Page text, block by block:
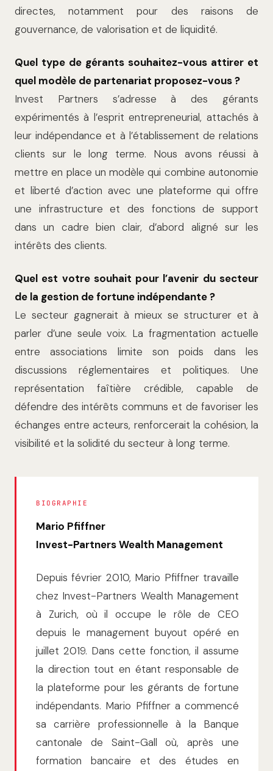
directes, notamment pour des raisons de
gouvernance, de valorisation et de liquidité.
Quel type de gérants souhaitez-vous attirer et
quel modèle de partenariat proposez-vous ?
Invest Partners s’adresse à des gérants
expérimentés à l’esprit entrepreneurial, attachés à
leur indépendance et à l’établissement de relations
clients sur le long terme. Nous avons réussi à
mettre en place un modèle qui combine autonomie
et liberté d’action avec une plateforme qui offre
une infrastructure et des fonctions de support
dans un cadre bien clair, d’abord aligné sur les
intérêts des clients.
Quel est votre souhait pour l’avenir du secteur
de la gestion de fortune indépendante ?
Le secteur gagnerait à mieux se structurer et à
parler d’une seule voix. La fragmentation actuelle
entre associations limite son poids dans les
discussions réglementaires et politiques. Une
représentation faîtière crédible, capable de
défendre des intérêts communs et de favoriser les
échanges entre acteurs, renforcerait la cohésion, la
visibilité et la solidité du secteur à long terme.
BIOGRAPHIE
Mario Pfiffner
Invest-Partners Wealth Management
Depuis février 2010, Mario Pfiffner travaille
chez Invest-Partners Wealth Management
à Zurich, où il occupe le rôle de CEO
depuis le management buyout opéré en
juillet 2019. Dans cette fonction, il assume
la direction tout en étant responsable de
la plateforme pour les gérants de fortune
indépendants. Mario Pfiffner a commencé
sa carrière professionnelle à la Banque
cantonale de Saint-Gall où, après une
formation bancaire et des études en